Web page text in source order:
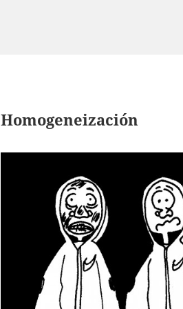
Homogeneización